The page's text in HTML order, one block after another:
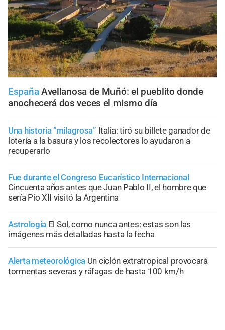
España Avellanosa de Muñó: el pueblito donde
anochecerá dos veces el mismo día
Una historia “milagrosa” Italia: tiró su billete ganador de
lotería a la basura y los recolectores lo ayudaron a
recuperarlo
Fue durante el Congreso Eucarístico Internacional
Cincuenta años antes que Juan Pablo II, el hombre que
sería Pío XII visitó la Argentina
Astrología El Sol, como nunca antes: estas son las
imágenes más detalladas hasta la fecha
Alerta meteorológica Un ciclón extratropical provocará
tormentas severas y ráfagas de hasta 100 km/h